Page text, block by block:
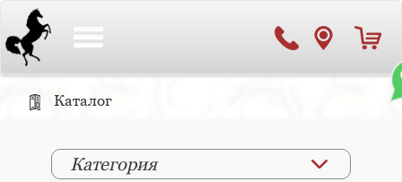
Каталог
Категория